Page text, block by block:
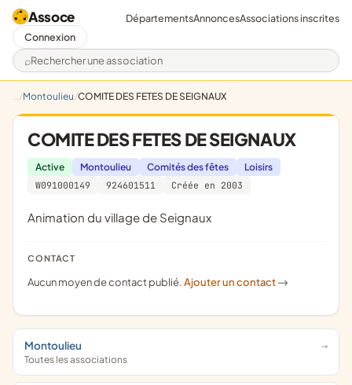
Assoce
Rechercher une association
DépartementsAnnoncesAssociations inscrites
Connexion
Montoulieu COMITE DES FETES DE SEIGNAUX
COMITE DES FETES DE SEIGNAUX
Active Montoulieu Comités des fêtes
Loisirs
W091000149
924601511 Créée en 2003
Animation du village de Seignaux
CONTACT
Aucun moyen de contact publié.Ajouter un contact ->
Montoulieu
Toutes les associations